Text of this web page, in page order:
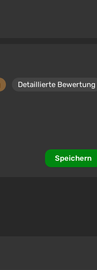
Detaillierte Bewertung
Speichern